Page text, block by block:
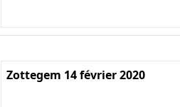
Zottegem 14 février 2020